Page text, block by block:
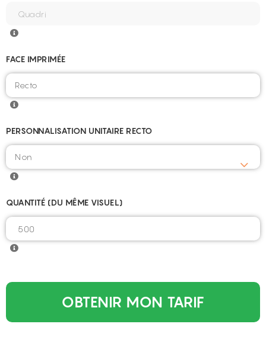
FACE IMPRIMÉE
PERSONNALISATION UNITAIRE RECTO
QUANTITÉ (DU MÊME VISUEL)
OBTENIR MON TARIF